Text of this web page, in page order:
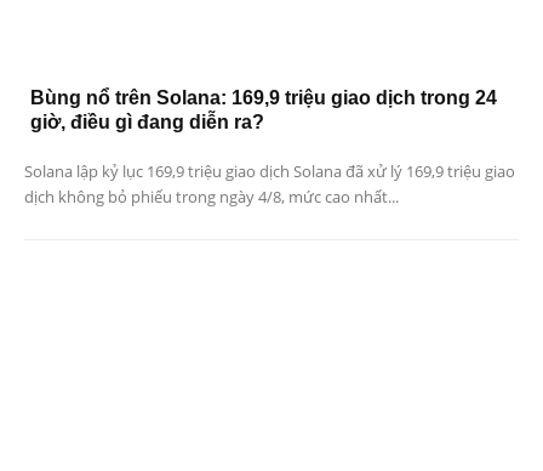
Bùng nổ trên Solana: 169,9 triệu giao dịch trong 24
giờ, điều gì đang diễn ra?
Solana lập kỷ lục 169,9 triệu giao dịch Solana đã xử lý 169,9 triệu giao
dịch không bỏ phiếu trong ngày 4/8, mức cao nhất...